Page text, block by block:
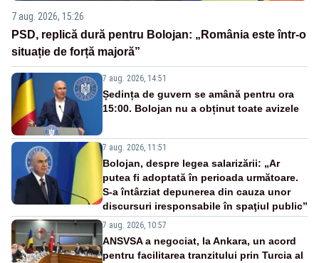
7 aug. 2026, 15:26
PSD, replică dură pentru Bolojan: „România este într-o
situație de forță majoră”
7 aug. 2026, 14:51
Ședința de guvern se amână pentru ora
15:00. Bolojan nu a obținut toate avizele
7 aug. 2026, 11:51
Bolojan, despre legea salarizării: „Ar
putea fi adoptată în perioada următoare.
S-a întârziat depunerea din cauza unor
discursuri iresponsabile în spaţiul public”
7 aug. 2026, 10:57
ANSVSA a negociat, la Ankara, un acord
pentru facilitarea tranzitului prin Turcia al